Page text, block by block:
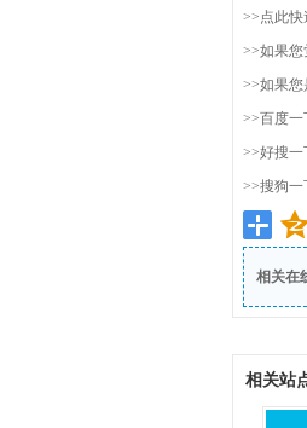
>>点此快
>>如果您
>>如果您
>>百度一
>>好搜一
>>搜狗一
相关在
相关站